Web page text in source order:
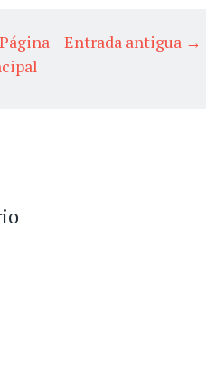
Entrada antigua →
Página